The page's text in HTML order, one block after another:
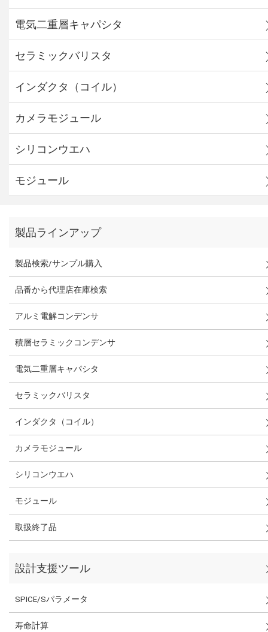
電気二重層キャパシタ
セラミックバリスタ
インダクタ（コイル）
カメラモジュール
シリコンウエハ
モジュール
製品ラインアップ
製品検索/サンプル購入
品番から代理店在庫検索
アルミ電解コンデンサ
積層セラミックコンデンサ
電気二重層キャパシタ
セラミックバリスタ
インダクタ（コイル）
カメラモジュール
シリコンウエハ
モジュール
取扱終了品
設計支援ツール
SPICE/Sパラメータ
寿命計算